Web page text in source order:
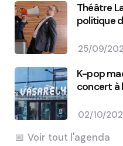
Théâtre
politique
25/09/
K-pop
concert à
02/10/
Voir tout l'agenda